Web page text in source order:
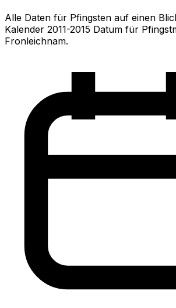
Alle Daten für Pfingsten auf einen
Kalender 2011-2015 Datum für
Fronleichnam.